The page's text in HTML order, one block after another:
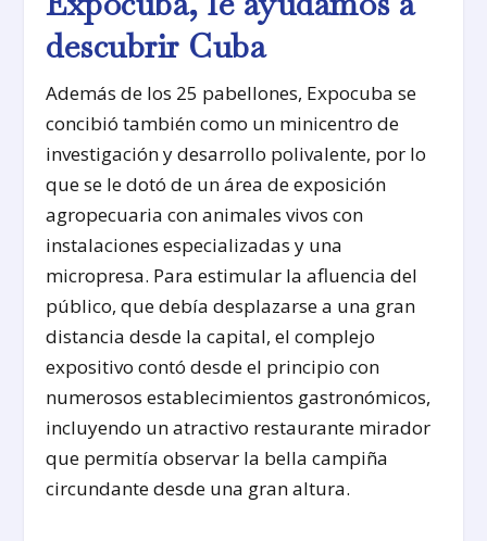
descubrir Cuba
Además de los 25 pabellones, Expocuba se
concibió también como un minicentro de
investigación y desarrollo polivalente, por lo
que se le dotó de un área de exposición
agropecuaria con animales vivos con
instalaciones especializadas y una
micropresa. Para estimular la afluencia del
público, que debía desplazarse a una gran
distancia desde la capital, el complejo
expositivo contó desde el principio con
numerosos establecimientos gastronómicos,
incluyendo un atractivo restaurante mirador
que permitía observar la bella campiña
circundante desde una gran altura.